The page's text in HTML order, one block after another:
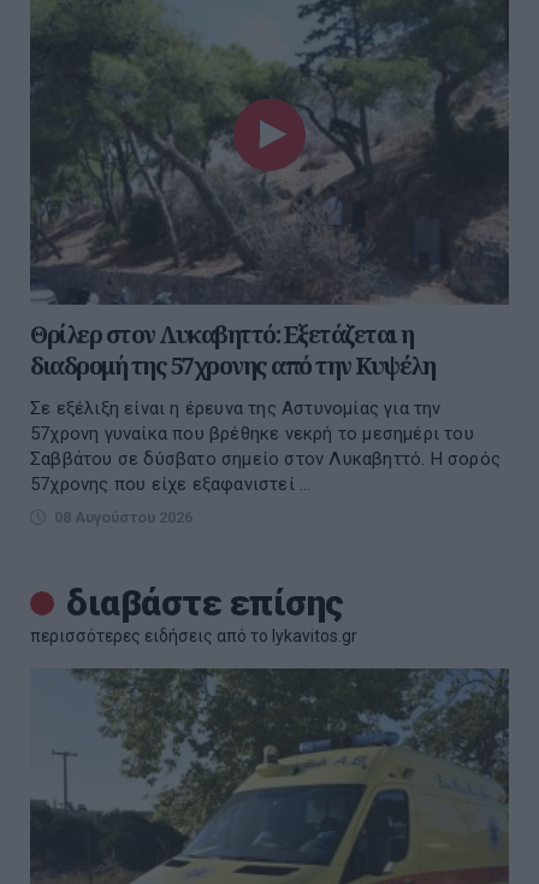
Θρίλερ στον Λυκαβηττό: Εξετάζεται η
διαδρομή της 57χρονης από την Κυψέλη
Σε εξέλιξη είναι η έρευνα της Αστυνομίας για την
57χρονη γυναίκα που βρέθηκε νεκρή το μεσημέρι του
Σαββάτου σε δύσβατο σημείο στον Λυκαβηττό. Η σορός
57χρονης που είχε εξαφανιστεί ...
08 Αυγούστου 2026
διαβάστε επίσης
περισσότερες ειδήσεις από το lykavitos.gr